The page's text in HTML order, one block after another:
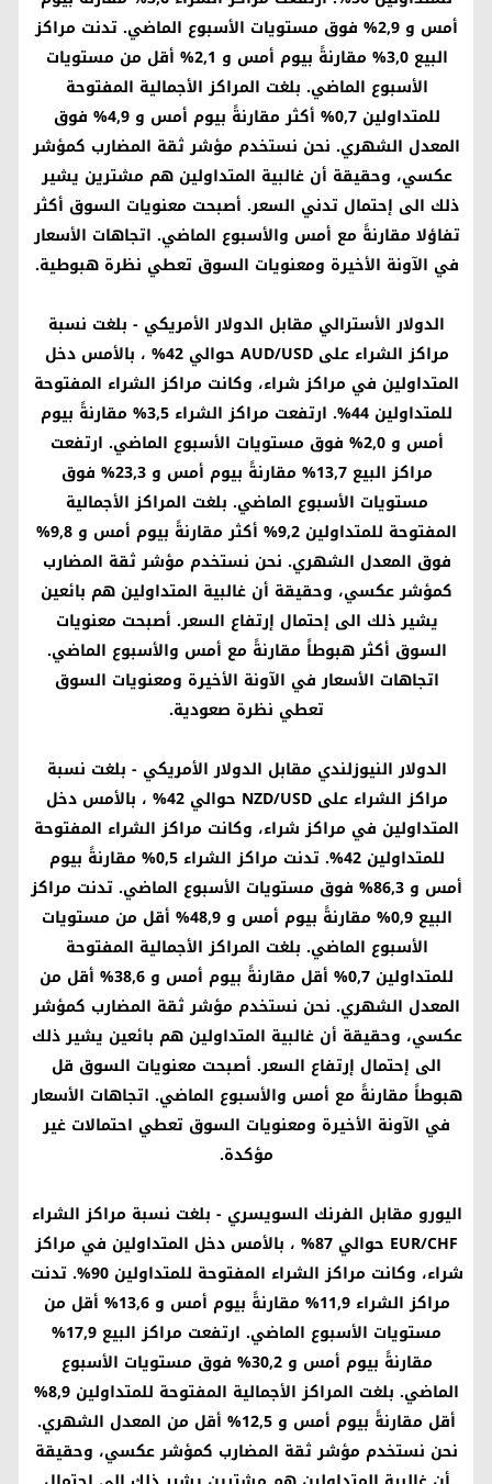
أمس و 2,9% فوق مستويات الأسبوع الماضي. تدنت مراكز
البيع 3,0% مقارنةً بيوم أمس و 2,1% أقل من مستويات
الأسبوع الماضي. بلغت المراكز الأجمالية المفتوحة
للمتداولين 0,7% أكثر مقارنةً بيوم أمس و 4,9% فوق
المعدل الشهري. نحن نستخدم مؤشر ثقة المضارب كمؤشر
عكسي، وحقيقة أن غالبية المتداولين هم مشترين يشير
ذلك الى إحتمال تدني السعر. أصبحت معنويات السوق أكثر
تفاؤلا مقارنةً مع أمس والأسبوع الماضي. اتجاهات الأسعار
في الآونة الأخيرة ومعنويات السوق تعطي نظرة هبوطية.
الدولار الأسترالي مقابل الدولار الأمريكي - بلغت نسبة
مراكز الشراء علىAUD/USD
حوالي 42% ، بالأمس دخل
المتداولين في مراكز شراء، وكانت مراكز الشراء المفتوحة
للمتداولين 44%. ارتفعت مراكز الشراء 3,5% مقارنةً بيوم
أمس و 2,0% فوق مستويات الأسبوع الماضي. ارتفعت
مراكز البيع 13,7% مقارنةً بيوم أمس و 23,3% فوق
مستويات الأسبوع الماضي. بلغت المراكز الأجمالية
المفتوحة للمتداولين 9,2% أكثر مقارنةً بيوم أمس و 9,8%
فوق المعدل الشهري. نحن نستخدم مؤشر ثقة المضارب
كمؤشر عكسي، وحقيقة أن غالبية المتداولين هم بائعين
يشير ذلك الى إحتمال إرتفاع السعر. أصبحت معنويات
السوق أكثر هبوطاً مقارنةً مع أمس والأسبوع الماضي.
اتجاهات الأسعار في الآونة الأخيرة ومعنويات السوق
تعطي نظرة صعودية.
الدولار النيوزلندي مقابل الدولار الأمريكي - بلغت نسبة
مراكز الشراء علىNZD/USD
حوالي 42% ، بالأمس دخل
المتداولين في مراكز شراء، وكانت مراكز الشراء المفتوحة
للمتداولين 42%. تدنت مراكز الشراء 0,5% مقارنةً بيوم
أمس و 86,3% فوق مستويات الأسبوع الماضي. تدنت مراكز
البيع 0,9% مقارنةً بيوم أمس و 48,9% أقل من مستويات
الأسبوع الماضي. بلغت المراكز الأجمالية المفتوحة
للمتداولين 0,7% أقل مقارنةً بيوم أمس و 38,6% أقل من
المعدل الشهري. نحن نستخدم مؤشر ثقة المضارب كمؤشر
عكسي، وحقيقة أن غالبية المتداولين هم بائعين يشير ذلك
الى إحتمال إرتفاع السعر. أصبحت معنويات السوق قل
هبوطاً مقارنةً مع أمس والأسبوع الماضي. اتجاهات الأسعار
في الآونة الأخيرة ومعنويات السوق تعطي احتمالات غير
مؤكدة.
اليورو مقابل الفرنك السويسري - بلغت نسبة مراكز الشراء
EUR/CHF
حوالي 87% ، بالأمس دخل المتداولين في مراكز
شراء، وكانت مراكز الشراء المفتوحة للمتداولين 90%. تدنت
مراكز الشراء 11,9% مقارنةً بيوم أمس و 13,6% أقل من
مستويات الأسبوع الماضي. ارتفعت مراكز البيع 17,9%
مقارنةً بيوم أمس و 30,2% فوق مستويات الأسبوع
الماضي. بلغت المراكز الأجمالية المفتوحة للمتداولين 8,9%
أقل مقارنةً بيوم أمس و 12,5% أقل من المعدل الشهري.
نحن نستخدم مؤشر ثقة المضارب كمؤشر عكسي، وحقيقة